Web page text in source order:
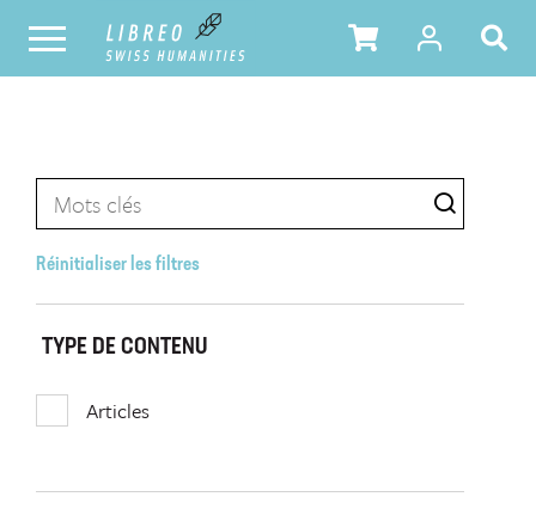
Réinitialiser les filtres
TYPE DE CONTENU
Articles